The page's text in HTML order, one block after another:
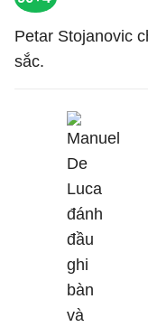
Petar Stojanovic
sắc.